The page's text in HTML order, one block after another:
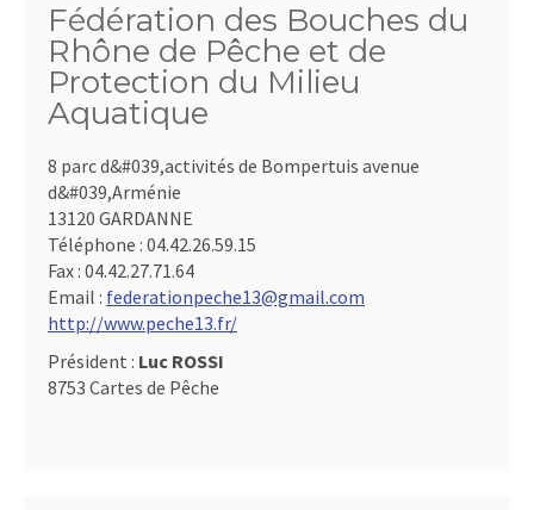
Fédération des Bouches du
Rhône de Pêche et de
Protection du Milieu
Aquatique
8 parc d&#039,activités de Bompertuis avenue
d&#039,Arménie
13120 GARDANNE
Téléphone : 04.42.26.59.15
Fax : 04.42.27.71.64
Email : federationpeche13@gmail.com
http://www.peche13.fr/
Président : Luc ROSSI
8753 Cartes de Pêche